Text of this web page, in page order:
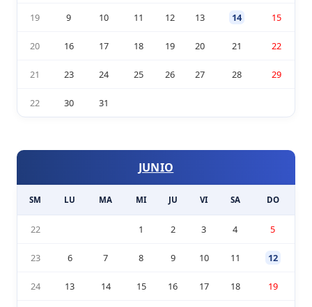
19 9 10 11 12 13 14 15
20 16 17 18 19 20 21 22
21 23 24 25 26 27 28 29
22 30 31
JUNIO
SM LU MA MI JU VI SA DO
22 1 2 3 4 5
23 6 7 8 9 10 11 12
24 13 14 15 16 17 18 19